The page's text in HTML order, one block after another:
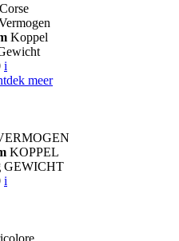
Koppel
i
meer
KOPPEL
GEWICHT
i